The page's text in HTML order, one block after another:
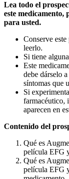
Lea todo el
este
para usted.
Conserve
leerlo.
Si tiene
Este
debe dárselo
síntomas que
Si
farmacéutico,
aparecen en
Contenido del
Qué es
película EFG
Qué es
película EFG